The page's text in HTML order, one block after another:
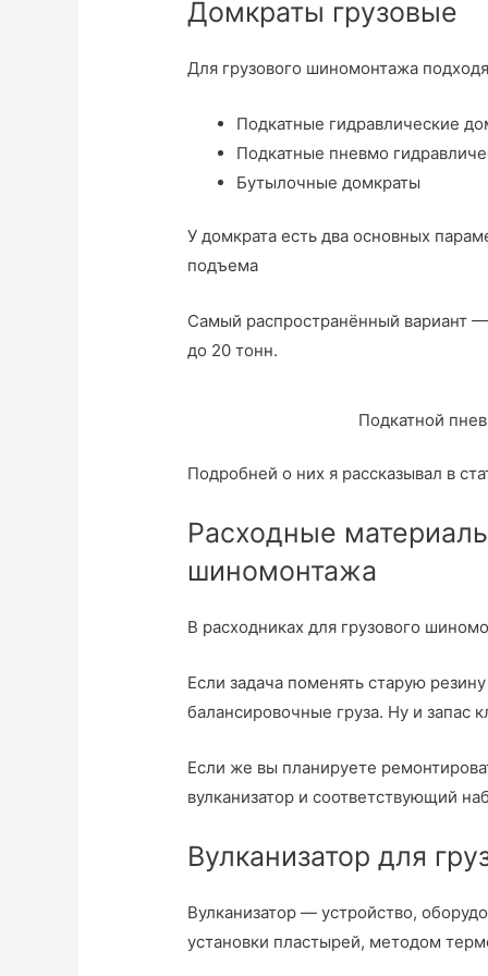
Домкраты грузовые
Для грузового шиномонтажа
Подкатные гидравлические
Подкатные пневмо
Бутылочные домкраты
У домкрата есть два основных
подъема
Самый распространённый вариант
до 20 тонн.
Подкатной
Подробней о них я рассказывал в
Расходные
шиномонтажа
В расходниках для грузового
Если задача поменять старую
балансировочные груза. Ну и запас
Если же вы планируете
вулканизатор и соответствующий
Вулканизатор для
Вулканизатор — устройство,
установки пластырей, методом